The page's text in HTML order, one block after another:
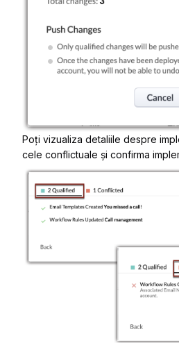
Poți vizualiza detaliile despre
cele conflictuale și confirma